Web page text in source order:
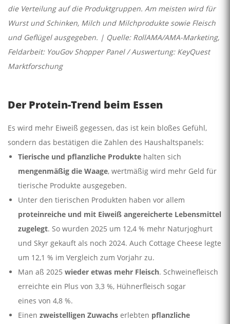
die Verteilung auf die Produktgruppen. Am meisten wird für
Wurst und Schinken, Milch und Milchprodukte sowie Fleisch
und Geflügel ausgegeben. | Quelle: RollAMA/AMA-Marketing,
Feldarbeit: YouGov Shopper Panel / Auswertung: KeyQuest
Marktforschung
Der Protein-Trend beim Essen
Es wird mehr Eiweiß gegessen, das ist kein bloßes Gefühl,
sondern das bestätigen die Zahlen des Haushaltspanels:
Tierische und pflanzliche Produkte halten sich
mengenmäßig die Waage, wertmäßig wird mehr Geld für
tierische Produkte ausgegeben.
Unter den tierischen Produkten haben vor allem
proteinreiche und mit Eiweiß angereicherte Lebensmittel
zugelegt. So wurden 2025 um 12,4 % mehr Naturjoghurt
und Skyr gekauft als noch 2024. Auch Cottage Cheese legte
um 12,1 % im Vergleich zum Vorjahr zu.
Man aß 2025 wieder etwas mehr Fleisch. Schweinefleisch
erreichte ein Plus von 3,3 %, Hühnerfleisch sogar
eines von 4,8 %.
Einen zweistelligen Zuwachs erlebten pflanzliche